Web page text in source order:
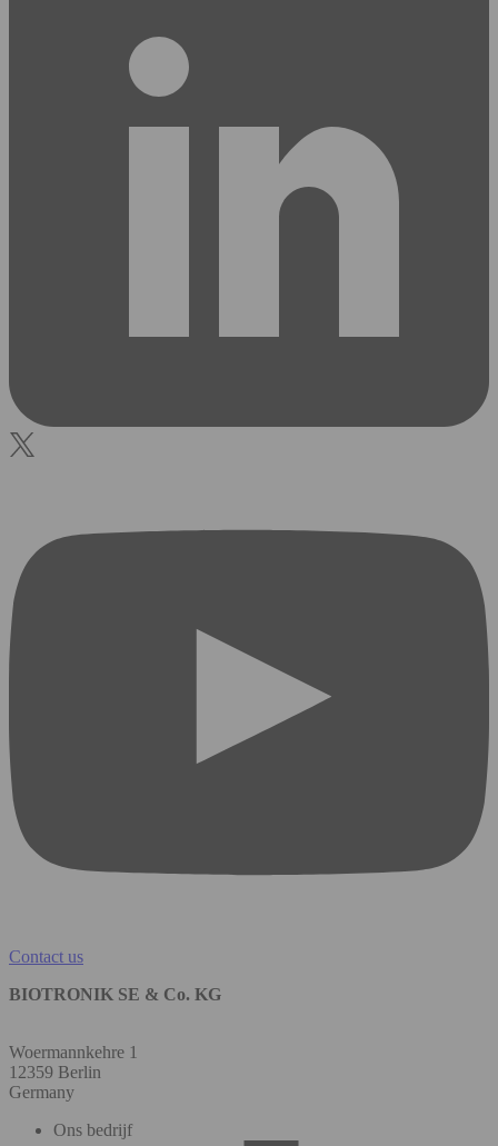
Contact us
BIOTRONIK SE & Co. KG
Woermannkehre 1
12359 Berlin
Germany
Ons bedrijf